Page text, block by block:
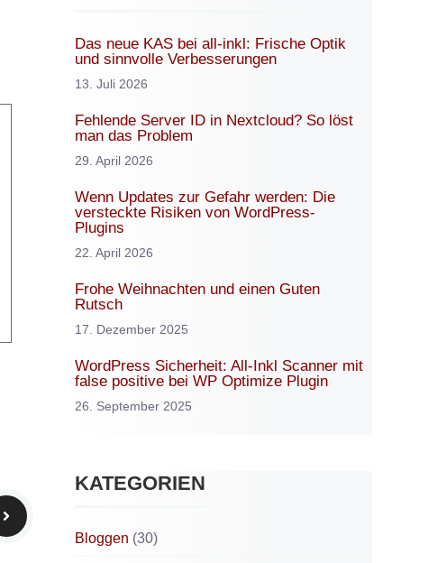
Das neue KAS bei all-inkl: Frische Optik
und sinnvolle Verbesserungen
13. Juli 2026
Fehlende Server ID in Nextcloud? So löst
man das Problem
29. April 2026
Wenn Updates zur Gefahr werden: Die
versteckte Risiken von WordPress-
Plugins
22. April 2026
Frohe Weihnachten und einen Guten
Rutsch
17. Dezember 2025
WordPress Sicherheit: All-Inkl Scanner mit
false positive bei WP Optimize Plugin
26. September 2025
KATEGORIEN
Bloggen (30)